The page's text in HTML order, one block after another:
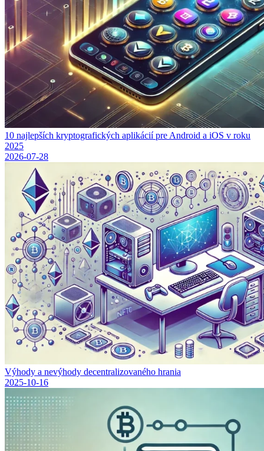
10 najlepších kryptografických aplikácií pre Android a iOS v roku
2025
2026-07-28
Výhody a nevýhody decentralizovaného hrania
2025-10-16